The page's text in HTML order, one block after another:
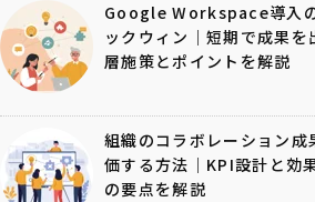
Google Workspace導入
ックウィン｜短期で成果を
層施策とポイントを解説
組織のコラボレーション成
価する方法｜KPI設計と効
の要点を解説